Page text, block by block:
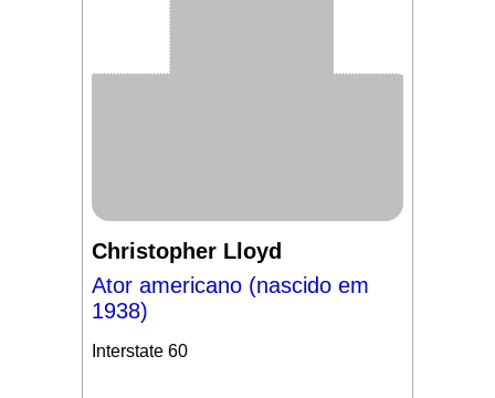
Christopher Lloyd
Ator americano (nascido em
1938)
Interstate 60